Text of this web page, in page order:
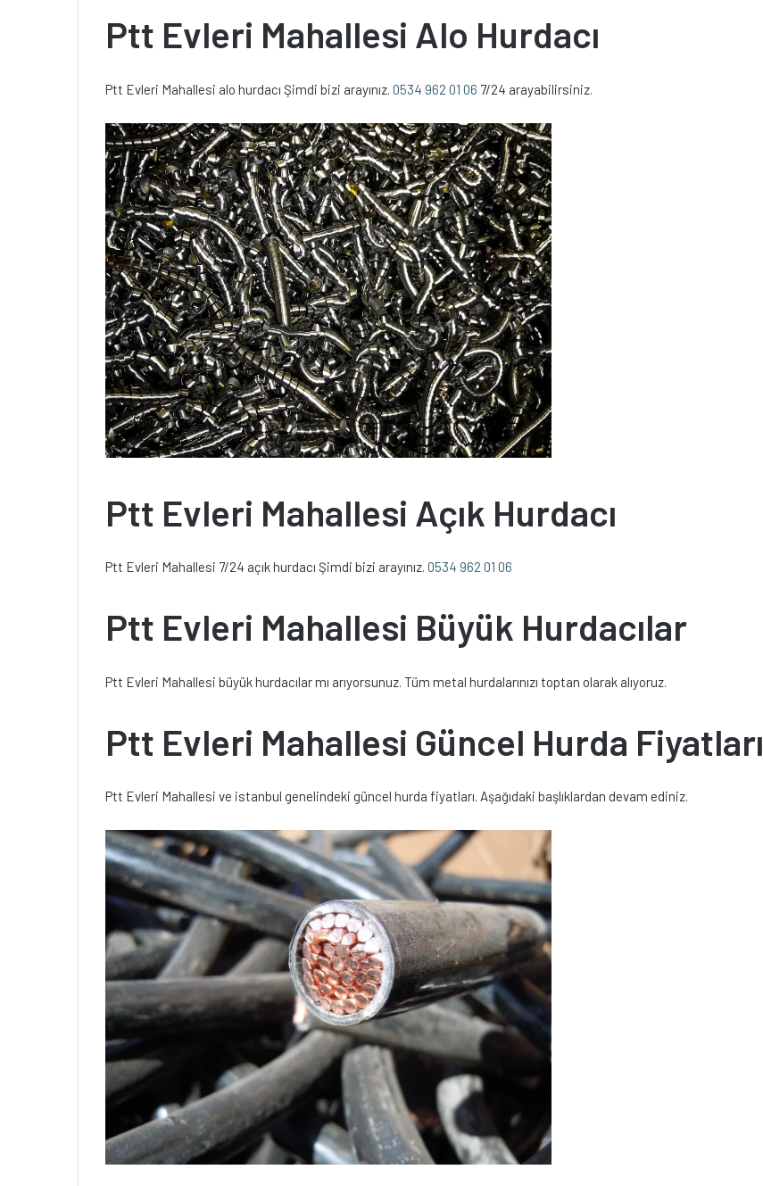
Ptt Evleri Mahallesi Alo Hurdacı
Ptt Evleri Mahallesi alo hurdacı Şimdi bizi arayınız. 0534 962 01 06 7/24 arayabilirsiniz.
Ptt Evleri Mahallesi Açık Hurdacı
Ptt Evleri Mahallesi 7/24 açık hurdacı Şimdi bizi arayınız. 0534 962 01 06
Ptt Evleri Mahallesi Büyük Hurdacılar
Ptt Evleri Mahallesi büyük hurdacılar mı arıyorsunuz. Tüm metal hurdalarınızı toptan olarak alıyoruz.
Ptt Evleri Mahallesi Güncel Hurda Fiyatları
Ptt Evleri Mahallesi ve istanbul genelindeki güncel hurda fiyatları. Aşağıdaki başlıklardan devam ediniz.